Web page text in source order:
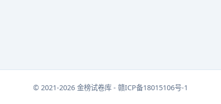
© 2021-2026 金榜试卷库 - 赣ICP备18015106号-1